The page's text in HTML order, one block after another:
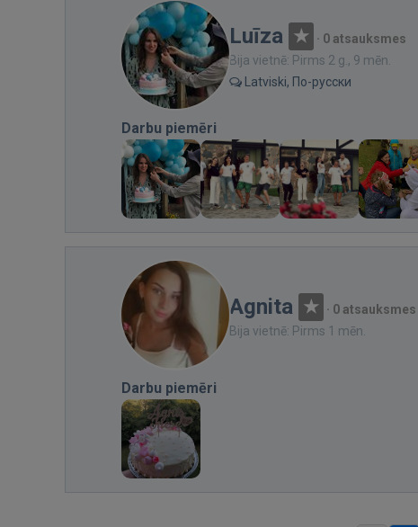
Luīza · 0 atsauksmes
Bija vietnē: Pirms 2 g., 9 mēn.
Latviski, По-русски
Darbu piemēri
Agnita · 0 atsauksmes
Bija vietnē: Pirms 1 mēn.
Darbu piemēri